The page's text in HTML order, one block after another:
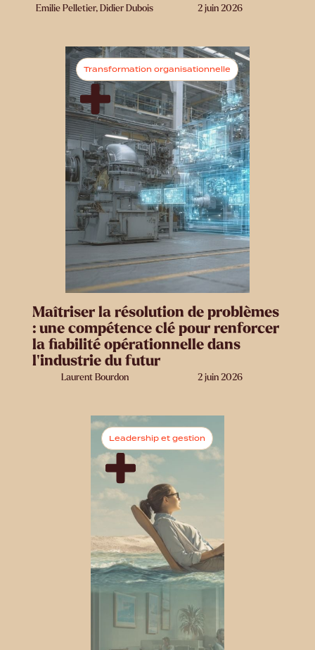
Emilie Pelletier, Didier Dubois 2 juin 2026
Transformation organisationnelle
Maîtriser la résolution de problèmes
: une compétence clé pour renforcer
la fiabilité opérationnelle dans
l’industrie du futur
Laurent Bourdon 2 juin 2026
Leadership et gestion